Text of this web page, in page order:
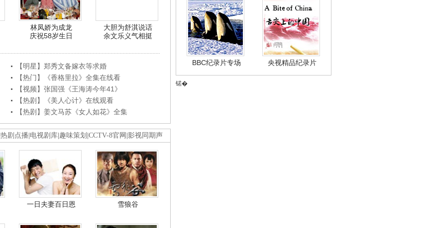
林凤娇为成龙
庆祝58岁生日
大胆为舒淇说话
余文乐义气相挺
【明星】郑秀文备嫁衣等求婚
【热门】《香格里拉》全集在线看
【视频】张国强《王海涛今年41》
【热剧】《美人心计》在线观看
【热剧】姜文马苏《女人如花》全集
热剧点播 电视剧库 趣味策划 CCTV-8官网 影视同期声
一日夫妻百日恩 雪狼谷
BBC纪录片专场 央视精品纪录片
锘�